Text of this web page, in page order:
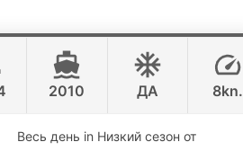
PAJOT 43FT
2010 ДА 8kn.
Весь день in Низкий сезон от